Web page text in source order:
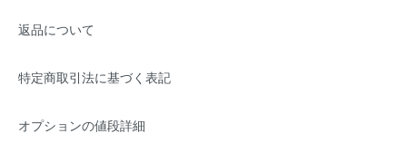
返品について
特定商取引法に基づく表記
オプションの値段詳細